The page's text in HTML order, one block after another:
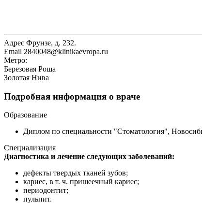
Адрес Фрунзе, д. 232.
Email 2840048@klinikaevropa.ru
Метро:
Березовая Роща
Золотая Нива
Подробная информация о враче
Образование
Диплом по специальности "Стоматология",
Специализация
Диагностика и лечение следующих заболеваний:
дефекты твердых тканей зубов;
кариес, в т. ч. пришеечный кариес;
периодонтит;
пульпит.